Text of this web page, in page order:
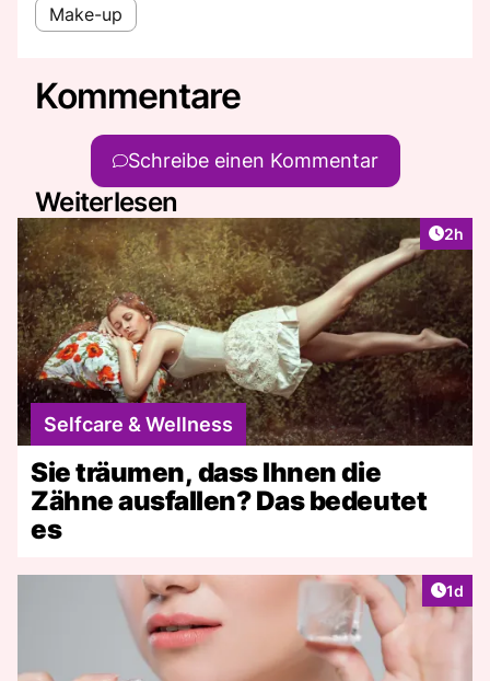
Make-up
Kommentare
Schreibe einen Kommentar
Weiterlesen
2h
Selfcare & Wellness
Sie träumen, dass Ihnen die
Zähne ausfallen? Das bedeutet
es
1d